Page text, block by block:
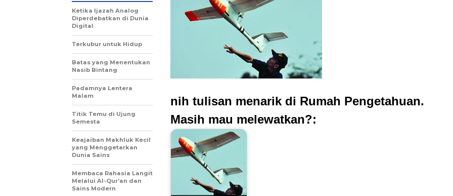
nih tulisan menarik di Rumah Pengetahuan.
Masih mau melewatkan?:
Ketika Ijazah Analog
Diperdebatkan di Dunia
Digital
Terkubur untuk Hidup
Batas yang Menentukan
Nasib Bintang
Padamnya Lentera
Malam
Titik Temu di Ujung
Semesta
Keajaiban Makhluk Kecil
yang Menggetarkan
Dunia Sains
Membaca Rahasia Langit
Melalui Al-Qur’an dan
Sains Modern